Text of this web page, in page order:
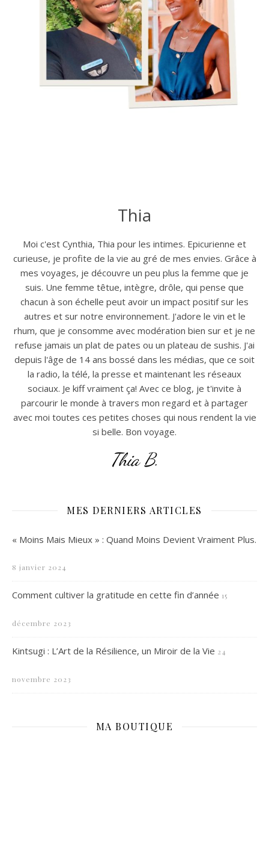
Thia
Moi c'est Cynthia, Thia pour les intimes. Epicurienne et
curieuse, je profite de la vie au gré de mes envies. Grâce à
mes voyages, je découvre un peu plus la femme que je
suis. Une femme têtue, intègre, drôle, qui pense que
chacun à son échelle peut avoir un impact positif sur les
autres et sur notre environnement. J'adore le vin et le
rhum, que je consomme avec modération bien sur et je ne
refuse jamais un plat de pates ou un plateau de sushis. J'ai
depuis l'âge de 14 ans bossé dans les médias, que ce soit
la radio, la télé, la presse et maintenant les réseaux
sociaux. Je kiff vraiment ça! Avec ce blog, je t'invite à
parcourir le monde à travers mon regard et à partager
avec moi toutes ces petites choses qui nous rendent la vie
si belle. Bon voyage.
Thia B.
MES DERNIERS ARTICLES
« Moins Mais Mieux » : Quand Moins Devient Vraiment Plus.
8 janvier 2024
Comment cultiver la gratitude en cette fin d’année 15
décembre 2023
Kintsugi : L’Art de la Résilience, un Miroir de la Vie 24
novembre 2023
MA BOUTIQUE